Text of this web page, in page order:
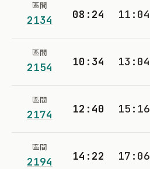
區間
2134 08:24 11:04
區間
2154 10:34 13:04
區間
2174 12:40 15:16
區間
2194 14:22 17:06